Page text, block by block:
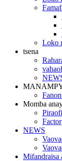
Loko
tsena
Momba
NEWS
Mifandraisa